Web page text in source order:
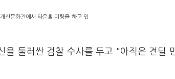
신문화관에서 타운홀 미팅을 하고 있
을 둘러싼 검찰 수사를 두고 "아직은 견딜